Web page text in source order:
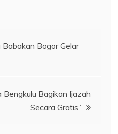
Bogor Gelar
Bengkulu Bagikan Ijazah
Secara Gratis”